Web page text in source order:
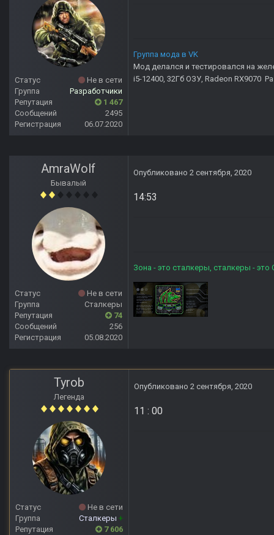
Статус
Не в сети
Группа
Разработчики
Репутация
1 467
Сообщений
2495
Регистрация
06.07.2020
Группа мода в VK
Мод делался и тестировался на
i5-12400, 32Гб ОЗУ, Radeon RX9070
AmraWolf
Бывалый
Статус
Не в сети
Группа
Сталкеры
Репутация
74
Сообщений
256
Регистрация
05.08.2020
Опубликовано 2 сентября, 2020
14:53
Зона - это сталкеры, сталкеры - это
Tyrob
Легенда
Статус
Не в сети
Группа
Сталкеры +
Репутация
7 606
Опубликовано 2 сентября, 2020
11 : 00